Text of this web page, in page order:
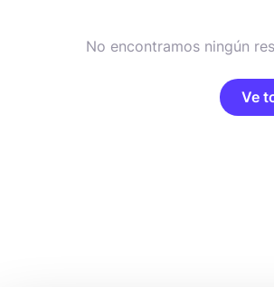
No encontramos ningún
Ve